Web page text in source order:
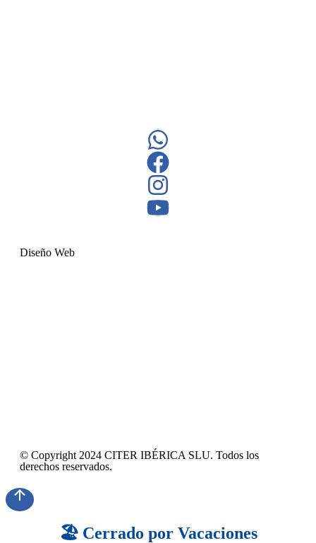
© Copyright 2024 CITER IBÉRICA SLU. Todos los
derechos reservados.
Diseño Web
🏖️ Cerrado por Vacaciones